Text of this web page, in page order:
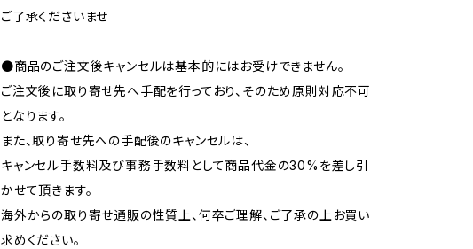
ご了承くださいませ
●商品のご注文後キャンセルは基本的にはお受けできません。
ご注文後に取り寄せ先へ手配を行っており、そのため原則対応不可
となります。
また、取り寄せ先への手配後のキャンセルは、
キャンセル手数料及び事務手数料として商品代金の30%を差し引
かせて頂きます。
海外からの取り寄せ通販の性質上、何卒ご理解、ご了承の上お買い
求めください。